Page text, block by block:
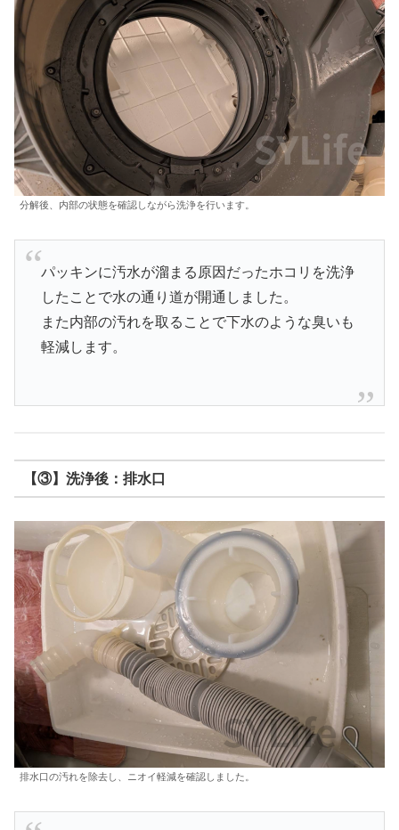
分解後、内部の状態を確認しながら洗浄を行います。
パッキンに汚水が溜まる原因だったホコリを洗浄
したことで水の通り道が開通しました。
また内部の汚れを取ることで下水のような臭いも
軽減します。
【③】洗浄後：排水口
排水口の汚れを除去し、ニオイ軽減を確認しました。